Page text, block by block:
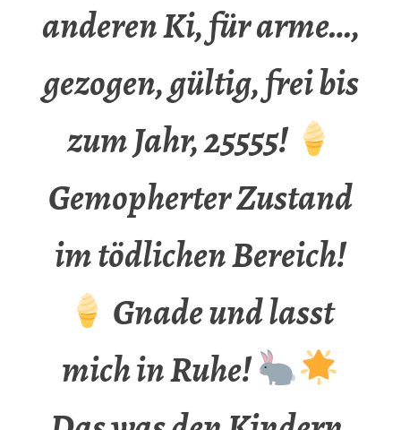
anderen Ki, für arme…,
gezogen, gültig, frei bis
zum Jahr, 25555!
Gemopherter Zustand
im tödlichen Bereich!
Gnade und lasst
mich in Ruhe!